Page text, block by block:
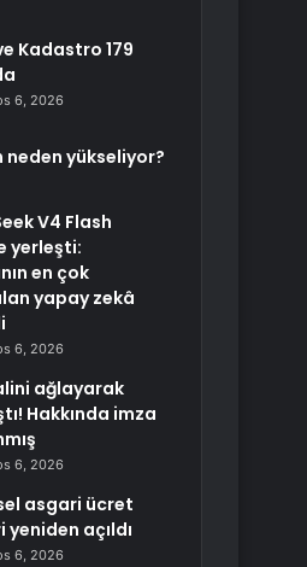
Kadastro 179
6, 2026
yükseliyor?
V4 Flash
yerleşti:
en çok
yapay zekâ
6, 2026
ağlayarak
Hakkında imza
6, 2026
asgari ücret
açıldı
6, 2026